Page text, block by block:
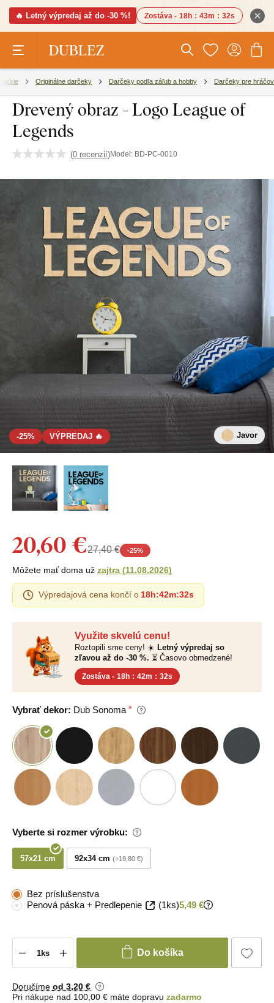
🔥 Letný výpredaj až do -30 %! Zostáva - 18h : 43m : 31s
Originálne darčeky Darčeky podľa záľub a hobby Darčeky pre hráčov
Drevený obraz - Logo League of
Legends
(0 recenzií)Model: BD-PC-0010
-25% VÝPREDAJ 🔥 Javor
Využite skvelú cenu!
Roztopili sme ceny! ☀️ Letný výpredaj so
zľavou až do -30 %. ⏳ Časovo obmedzené!
Zostáva - 18h : 42m : 31s
Vybrať dekor: Dub Sonoma
Vyberte si rozmer výrobku:
57x21 cm 92x34 cm +19,80 €
20,60 €27,40 € -25%
Môžete mať doma už zajtra (11.08.2026)
Výpredajová cena končí o 18h:42m:31s
Bez príslušenstva
Penová páska + Predlepenie
(1ks)5,49 €
Do košíka
Doručíme od 3,20 €
Pri nákupe nad 100,00 € máte dopravu zadarmo